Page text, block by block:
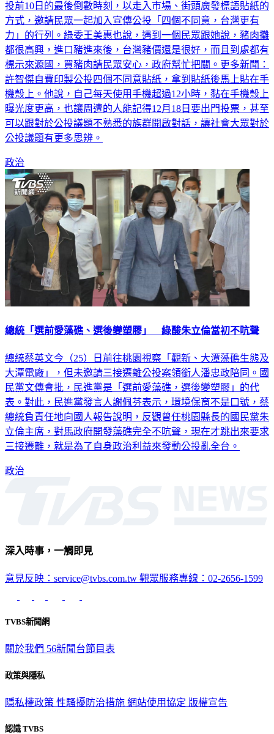
投前10日的最後倒數時刻，以走入市場、街頭廣發標語貼紙的
方式，邀請民眾一起加入宣傳公投「四個不同意，台灣更有
力」的行列。綠委王美惠也說，遇到一個民眾跟她說，豬肉攤
都很高興，進口豬進來後，台灣豬價還是很好，而且到處都有
標示來源國，買豬肉請民眾安心，政府幫忙把關。更多新聞：
許智傑自費印製公投四個不同意貼紙，拿到貼紙後馬上貼在手
機殼上。他說，自己每天使用手機超過12小時，黏在手機殼上
曝光度更高，也讓周遭的人能記得12月18日要出門投票，甚至
可以跟對於公投議題不熟悉的族群開啟對話，讓社會大眾對於
公投議題有更多思辨。
政治
總統「選前愛藻礁、選後變塑膠」 綠酸朱立倫當初不吭聲
總統蔡英文今（25）日前往桃園視察「觀新、大潭藻礁生態及
大潭電廠」，但未邀請三接遷離公投案領銜人潘忠政陪同。國
民黨文傳會批，民進黨是「選前愛藻礁，選後變塑膠」的代
表。對此，民進黨發言人謝佩芬表示，環境保育不是口號，蔡
總統負責任地向國人報告說明，反觀曾任桃園縣長的國民黨朱
立倫主席，對馬政府開發藻礁完全不吭聲，現在才跳出來要求
三接遷離，就是為了自身政治利益來發動公投亂全台。
政治
深入時事，一觸即見
意見反映：service@tvbs.com.tw 觀眾服務專線：02-2656-1599
TVBS新聞網
關於我們 56新聞台節目表
政策與隱私
隱私權政策 性騷擾防治措施 網站使用協定 版權宣告
認識 TVBS